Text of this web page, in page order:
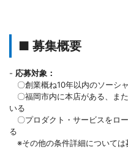
■ 募集概要
- 応募対象：
〇創業概ね10年以内のソーシ
〇福岡市内に本店がある、ま
いる
〇プロダクト・サービスをロ
る
※その他の条件詳細については